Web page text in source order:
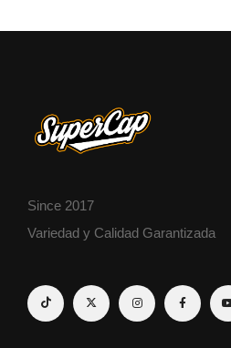
Since 2017
Variedad y Calidad Garantizada